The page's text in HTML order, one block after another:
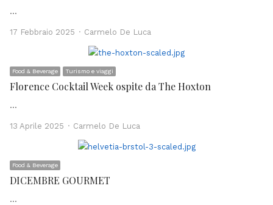
…
17 Febbraio 2025 Author
Carmelo De Luca
Food & Beverage Turismo e viaggi
Florence Cocktail Week ospite da The Hoxton
…
13 Aprile 2025 Author
Carmelo De Luca
Food & Beverage
DICEMBRE GOURMET
…